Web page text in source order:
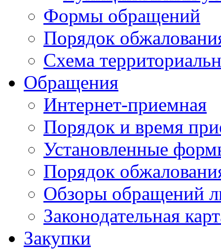
Формы обращений
Порядок
Схема
Обращения
Интернет-приемная
Порядок и время
Установленные
Порядок
Обзоры обращений
Законодательная
Закупки